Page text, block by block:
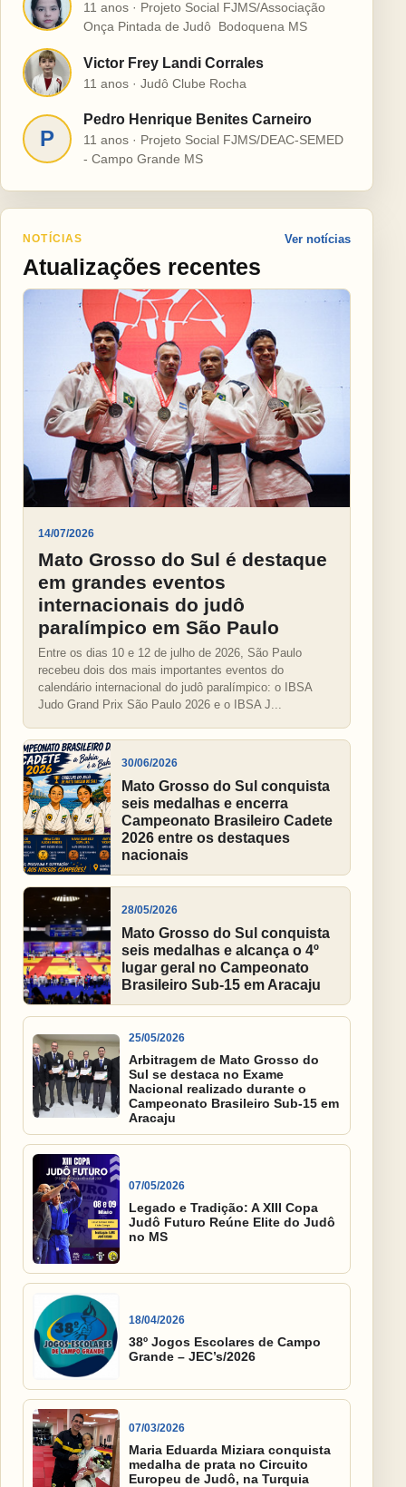
H
11 anos · Projeto Social FJMS/Associação
Onça Pintada de Judô  Bodoquena MS
V Victor Frey Landi Corrales
11 anos · Judô Clube Rocha
P
Pedro Henrique Benites Carneiro
11 anos · Projeto Social FJMS/DEAC-SEMED
- Campo Grande MS
NOTÍCIAS
Atualizações recentes
Ver notícias
14/07/2026
Mato Grosso do Sul é destaque
em grandes eventos
internacionais do judô
paralímpico em São Paulo
Entre os dias 10 e 12 de julho de 2026, São Paulo
recebeu dois dos mais importantes eventos do
calendário internacional do judô paralímpico: o IBSA
Judo Grand Prix São Paulo 2026 e o IBSA J...
30/06/2026
Mato Grosso do Sul conquista
seis medalhas e encerra
Campeonato Brasileiro Cadete
2026 entre os destaques
nacionais
28/05/2026
Mato Grosso do Sul conquista
seis medalhas e alcança o 4º
lugar geral no Campeonato
Brasileiro Sub-15 em Aracaju
25/05/2026
Arbitragem de Mato Grosso do
Sul se destaca no Exame
Nacional realizado durante o
Campeonato Brasileiro Sub-15 em
Aracaju
07/05/2026
Legado e Tradição: A XIII Copa
Judô Futuro Reúne Elite do Judô
no MS
18/04/2026
38º Jogos Escolares de Campo
Grande – JEC’s/2026
07/03/2026
Maria Eduarda Miziara conquista
medalha de prata no Circuito
Europeu de Judô, na Turquia